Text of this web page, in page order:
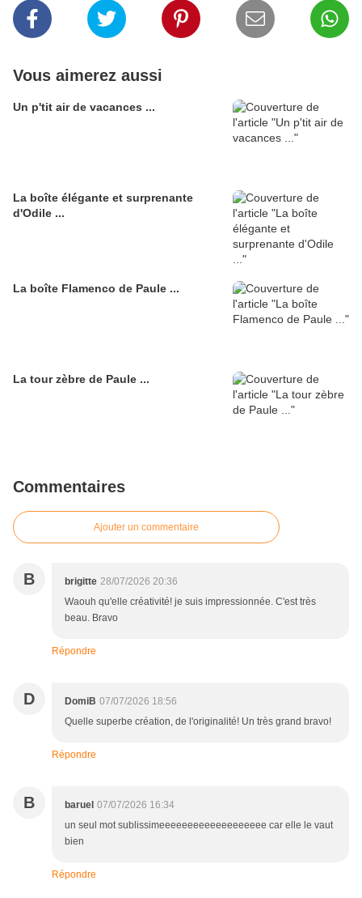
Vous aimerez aussi
Un p'tit air de vacances ...
La boîte élégante et surprenante
d'Odile ...
La boîte Flamenco de Paule ...
La tour zèbre de Paule ...
Commentaires
Ajouter un commentaire
B brigitte 28/07/2026 20:36
Waouh qu'elle créativité! je suis impressionnée. C'est très
beau. Bravo
Répondre
D DomiB 07/07/2026 18:56
Quelle superbe création, de l'originalité! Un très grand bravo!
Répondre
B baruel 07/07/2026 16:34
un seul mot sublissimeeeeeeeeeeeeeeeeeee car elle le vaut
bien
Répondre